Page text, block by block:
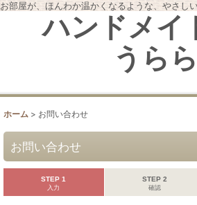
お部屋が、ほんわか温かくなるような、やさ
ハンドメイ
うらら
ホーム > お問い合わせ
お問い合わせ
STEP 1
入力
STEP 2
確認